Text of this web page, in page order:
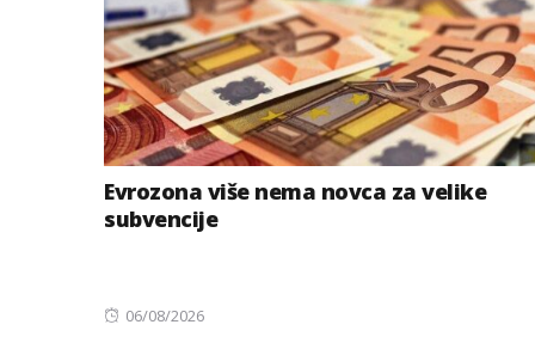
Evrozona više nema novca za velike
subvencije
Posted
06/08/2026
AUSTRIJA NOVOSTI
Jake grmljavine
dijelovima